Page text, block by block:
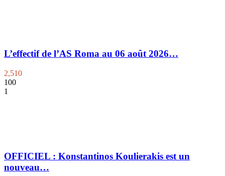
L’effectif de l’AS Roma au 06 août 2026…
2,510
100
1
OFFICIEL : Konstantinos Koulierakis est un
nouveau…